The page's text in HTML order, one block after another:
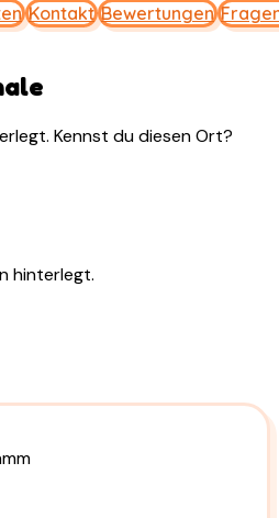
Kontakt Bewertungen
Kennst du diesen Ort?
hinterlegt.